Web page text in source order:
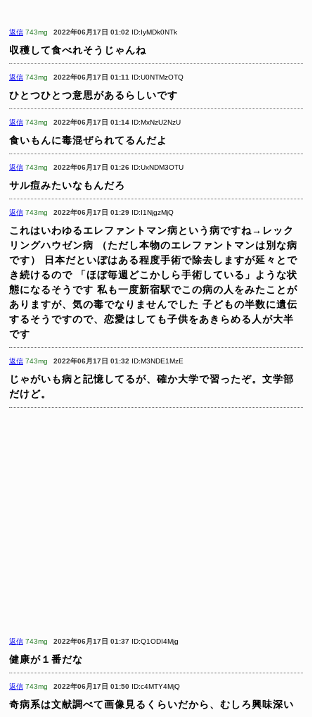
返信 743mg 2022年06月17日 01:02 ID:IyMDk0NTk
収穫して食べれそうじゃんね
返信 743mg 2022年06月17日 01:11 ID:U0NTMzOTQ
ひとつひとつ意思があるらしいです
返信 743mg 2022年06月17日 01:14 ID:MxNzU2NzU
食いもんに毒混ぜられてるんだよ
返信 743mg 2022年06月17日 01:26 ID:UxNDM3OTU
サル痘みたいなもんだろ
返信 743mg 2022年06月17日 01:29 ID:I1NjgzMjQ
これはいわゆるエレファントマン病という病ですね→レック
リングハウゼン病 （ただし本物のエレファントマンは別な病
です）
日本だといぼはある程度手術で除去しますが延々とで
き続けるので 「ほぼ毎週どこかしら手術している」ような状
態になるそうです 私も一度新宿駅でこの病の人をみたことが
ありますが、気の毒でなりませんでした 子どもの半数に遺伝
するそうですので、恋愛はしても子供をあきらめる人が大半
です
返信 743mg 2022年06月17日 01:32 ID:M3NDE1MzE
じゃがいも病と記憶してるが、確か大学で習ったぞ。文学部
だけど。
返信 743mg 2022年06月17日 01:37 ID:Q1ODI4Mjg
健康が１番だな
返信 743mg 2022年06月17日 01:50 ID:c4MTY4MjQ
奇病系は文献調べて画像見るくらいだから、むしろ興味深い